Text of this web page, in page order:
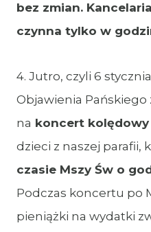
bez zmian.
czynna tylko w
4. Jutro, czyli 6
Objawienia
na koncert kolędowy
dzieci z naszej parafii,
czasie Mszy Św o
Podczas koncertu po
pieniążki na wydatki